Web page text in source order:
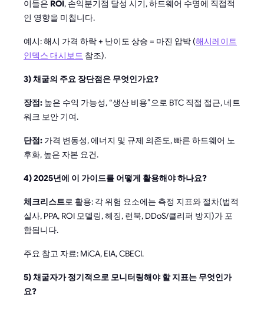
이들은 ROI, 손익분기점 달성 시기, 하드웨어 수명에 직접적
인 영향을 미칩니다.
예시: 해시 가격 하락 + 난이도 상승 = 마진 압박 (해시레이트
인덱스 대시보드 참조).
3) 채굴의 주요 장단점은 무엇인가요?
장점: 높은 수익 가능성, “생산 비용”으로 BTC 직접 접근, 네트
워크 보안 기여.
단점: 가격 변동성, 에너지 및 규제 의존도, 빠른 하드웨어 노
후화, 높은 자본 요건.
4) 2025년에 이 가이드를 어떻게 활용해야 하나요?
체크리스트로 활용: 각 위험 요소에는 측정 지표와 절차(법적
실사, PPA, ROI 모델링, 헤징, 런북, DDoS/클리퍼 방지)가 포
함됩니다.
주요 참고 자료: MiCA, EIA, CBECI.
5) 채굴자가 정기적으로 모니터링해야 할 지표는 무엇인가
요?